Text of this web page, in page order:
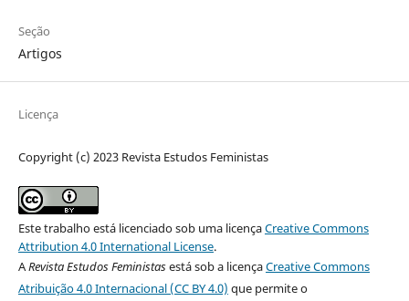
Seção
Artigos
Licença
Copyright (c) 2023 Revista Estudos Feministas
Este trabalho está licenciado sob uma licençaCreative Commons
Attribution 4.0 International License.
ARevista Estudos Feministasestá sob a licençaCreative Commons
Atribuição 4.0 Internacional (CC BY 4.0) que permite o